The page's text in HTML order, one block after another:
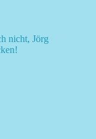
nicht, Jörg